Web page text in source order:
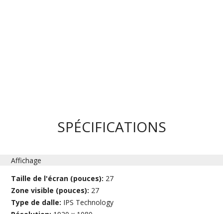
SPÉCIFICATIONS
Affichage
Taille de l'écran (pouces): 27
Zone visible (pouces): 27
Type de dalle: IPS Technology